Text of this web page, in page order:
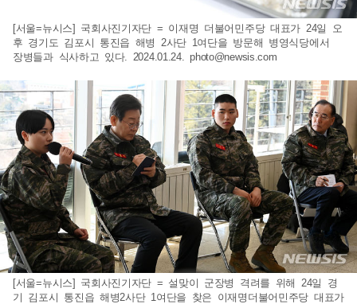
[서울=뉴시스] 국회사진기자단 = 이재명 더불어민주당 대표가 24일 오
후 경기도 김포시 통진읍 해병 2사단 1여단을 방문해 병영식당에서
장병들과 식사하고 있다. 2024.01.24.photo@newsis.com
[서울=뉴시스] 국회사진기자단 = 설맞이 군장병 격려를 위해 24일 경
기 김포시 통진읍 해병2사단 1여단을 찾은 이재명더불어민주당 대표가